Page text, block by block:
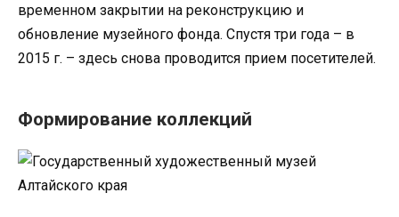
временном закрытии на реконструкцию и
обновление музейного фонда. Спустя три года – в
2015 г. – здесь снова проводится прием посетителей.
Формирование коллекций